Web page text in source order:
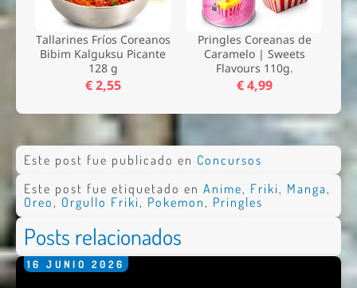
Tallarines Fríos Coreanos
Bibim Kalguksu Picante
128 g
€ 2,55
Pringles Coreanas de
Caramelo | Sweets
Flavours 110g.
€ 4,99
Este post fue publicado en Concursos
Este post fue etiquetado en Anime, Friki, Manga ,
Oreo , Orgullo Friki, Pokemon , Pringles
Posts relacionados
16 JUNIO 2026